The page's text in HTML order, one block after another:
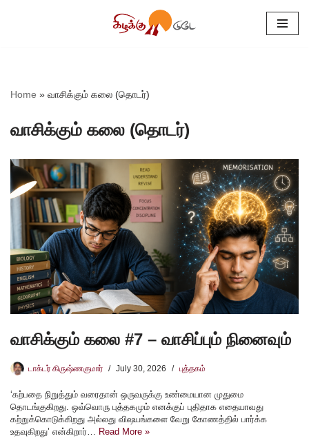
Home » வாசிக்கும் கலை (தொடர்)
வாசிக்கும் கலை (தொடர்)
வாசிக்கும் கலை #7 – வாசிப்பும் நினைவும்
டாக்டர் கிருஷ்ணகுமார் July 30, 2026 புத்தகம்
‘கற்பதை நிறுத்தும் வரைதான் ஒருவருக்கு உண்மையான முதுமை
தொடங்குகிறது. ஒவ்வொரு புத்தகமும் எனக்குப் புதிதாக எதையாவது
கற்றுக்கொடுக்கிறது அல்லது விஷயங்களை வேறு கோணத்தில் பார்க்க
உதவுகிறது’ என்கிறார்… Read More »